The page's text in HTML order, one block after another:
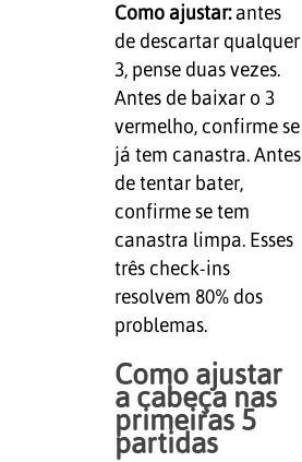
Como ajustar:antes
de descartar qualquer
3, pense duas vezes.
Antes de baixar o 3
vermelho, confirme se
já tem canastra. Antes
de tentar bater,
confirme se tem
canastra limpa. Esses
três check-ins
resolvem 80% dos
problemas.
Como ajustar
a cabeça nas
primeiras 5
partidas